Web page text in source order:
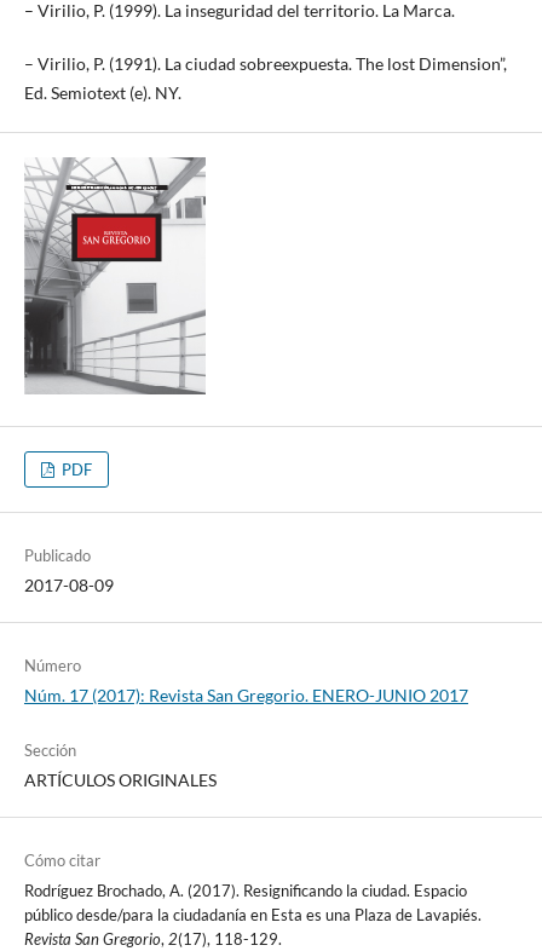
– Virilio, P. (1999). La inseguridad del territorio. La Marca.
– Virilio, P. (1991). La ciudad sobreexpuesta. The lost Dimension”,
Ed. Semiotext (e). NY.
PDF
Publicado
2017-08-09
Número
Núm. 17 (2017): Revista San Gregorio. ENERO-JUNIO 2017
Sección
ARTÍCULOS ORIGINALES
Cómo citar
Rodríguez Brochado, A. (2017). Resignificando la ciudad. Espacio
público desde/para la ciudadanía en Esta es una Plaza de Lavapiés.
Revista San Gregorio, 2(17), 118-129.